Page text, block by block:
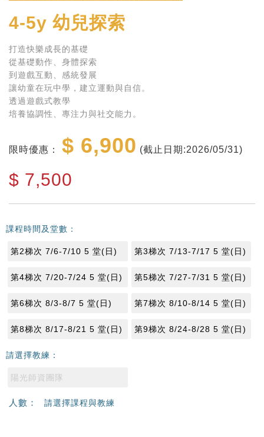
4-5y 幼兒探索
打造快樂成長的基礎
從基礎動作、身體探索
到遊戲互動、感統發展
讓幼童在玩中學，建立運動與自信。
透過遊戲式教學
培養協調性、專注力與社交能力。
限時優惠： $ 6,900 (截止日期:2026/05/31)
$ 7,500
課程時間及堂數：
第2梯次 7/6-7/10 5 堂(日) 第3梯次 7/13-7/17 5 堂(日)
第4梯次 7/20-7/24 5 堂(日) 第5梯次 7/27-7/31 5 堂(日)
第6梯次 8/3-8/7 5 堂(日) 第7梯次 8/10-8/14 5 堂(日)
第8梯次 8/17-8/21 5 堂(日) 第9梯次 8/24-8/28 5 堂(日)
請選擇教練：
陽光師資團隊
人數： 請選擇課程與教練